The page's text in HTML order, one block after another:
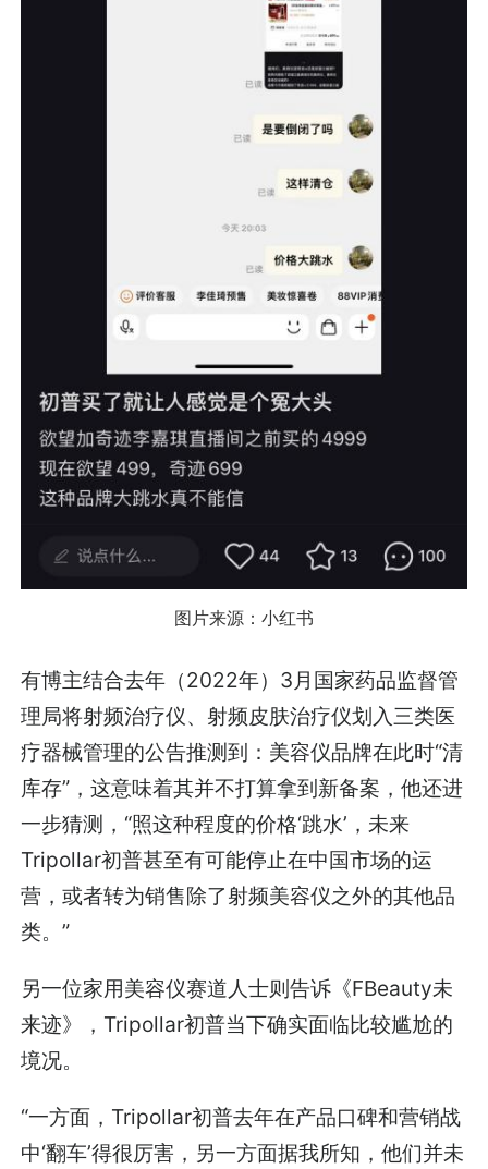
图片来源：小红书
有博主结合去年（2022年）3月国家药品监督管
理局将射频治疗仪、射频皮肤治疗仪划入三类医
疗器械管理的公告推测到：美容仪品牌在此时“清
库存”，这意味着其并不打算拿到新备案，他还进
一步猜测，“照这种程度的价格‘跳水’，未来
Tripollar初普甚至有可能停止在中国市场的运
营，或者转为销售除了射频美容仪之外的其他品
类。”
另一位家用美容仪赛道人士则告诉《FBeauty未
来迹》，Tripollar初普当下确实面临比较尴尬的
境况。
“一方面，Tripollar初普去年在产品口碑和营销战
中‘翻车’得很厉害，另一方面据我所知，他们并未